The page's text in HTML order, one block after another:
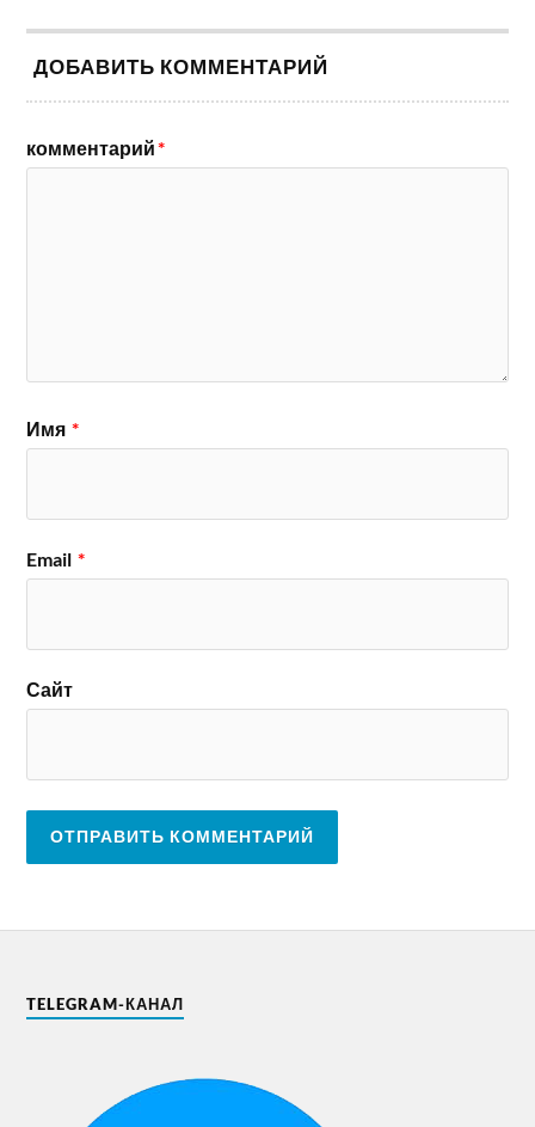
ДОБАВИТЬ КОММЕНТАРИЙ
комментарий*
Имя *
Email *
Сайт
TELEGRAM-КАНАЛ